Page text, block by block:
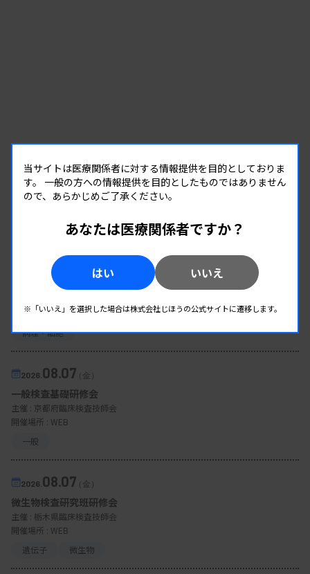
EVENT
イベント情報
08.07
細胞診定期講習会 第7回 リンパ節細胞診
開催場所 : WEB
病理・細胞
2026. 08.07（金）
一般検査基礎研修会
主催 : 京都府臨床検査技師会
開催場所 : WEB
一般
2026. 08.07（金）
微生物検査研究班研修会
主催 : 栃木県臨床検査技師会
開催場所 : WEB
遺伝子
微生物
当サイトは医療関係者に対する情報提供を目的としておりま
す。 一般の方への情報提供を目的としたものではありません
ので、あらかじめご了承ください。
あなたは医療関係者ですか？
はい いいえ
※「いいえ」を選択した場合は株式会社じほうの公式サイトに遷移します。